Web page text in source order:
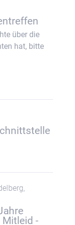
über die
hat, bitte
-